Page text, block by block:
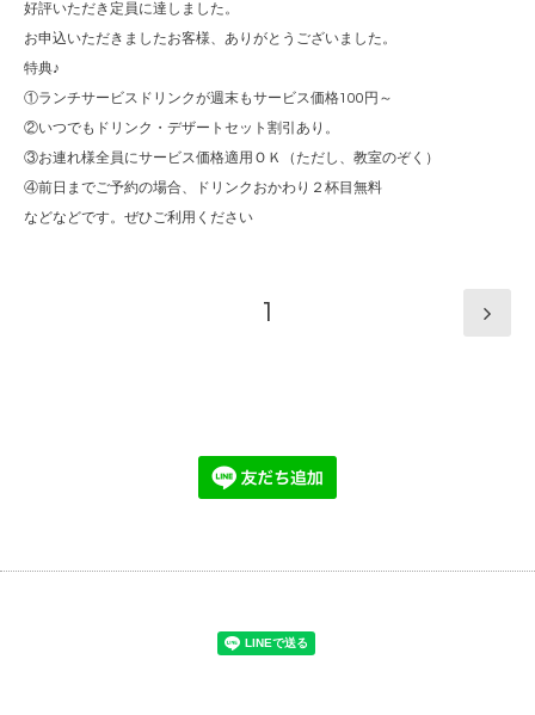
好評いただき定員に達しました。
お申込いただきましたお客様、ありがとうございました。
特典♪
①ランチサービスドリンクが週末もサービス価格100円～
②いつでもドリンク・デザートセット割引あり。
③お連れ様全員にサービス価格適用ＯＫ（ただし、教室のぞく）
④前日までご予約の場合、ドリンクおかわり２杯目無料
などなどです。ぜひご利用ください
1